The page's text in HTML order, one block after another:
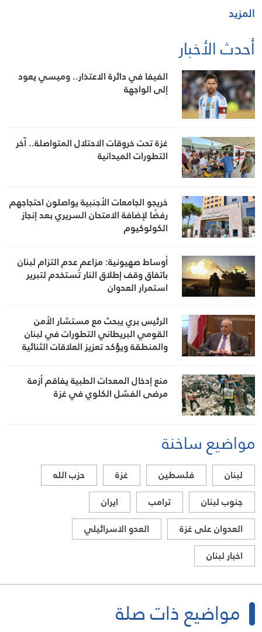
المزيد
أحدث الأخبار
الفيفا في دائرة الاعتذار.. وميسي يعود
إلى الواجهة
غزة تحت خروقات الاحتلال المتواصلة.. آخر
التطورات الميدانية
خريجو الجامعات الأجنبية يواصلون احتجاجهم
رفضًا لإضافة الامتحان السريري بعد إنجاز
الكولوكيوم
أوساط صهيونية: مزاعم عدم التزام لبنان
باتفاق وقف إطلاق النار تُستخدم لتبرير
استمرار العدوان
الرئيس بري يبحث مع مستشار الأمن
القومي البريطاني التطورات في لبنان
والمنطقة ويؤكد تعزيز العلاقات الثنائية
منع إدخال المعدات الطبية يفاقم أزمة
مرضى الفشل الكلوي في غزة
مواضيع ساخنة
لبنان فلسطين غزة
حزب الله
جنوب لبنان
ترامب
ايران
العدوان على غزة
العدو الاسرائيلي
اخبار لبنان
مواضيع ذات صلة